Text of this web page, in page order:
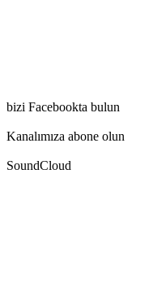
bizi Facebookta bulun
Kanalımıza abone olun
SoundCloud